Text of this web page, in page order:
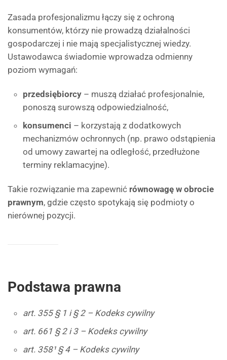
Zasada profesjonalizmu łączy się z ochroną
konsumentów, którzy nie prowadzą działalności
gospodarczej i nie mają specjalistycznej wiedzy.
Ustawodawca świadomie wprowadza odmienny
poziom wymagań:
przedsiębiorcy – muszą działać profesjonalnie,
ponoszą surowszą odpowiedzialność,
konsumenci – korzystają z dodatkowych
mechanizmów ochronnych (np. prawo odstąpienia
od umowy zawartej na odległość, przedłużone
terminy reklamacyjne).
Takie rozwiązanie ma zapewnić równowagę w obrocie
prawnym, gdzie często spotykają się podmioty o
nierównej pozycji.
Podstawa prawna
art. 355 § 1 i § 2 – Kodeks cywilny
art. 661 § 2 i 3 – Kodeks cywilny
art. 358¹ § 4 – Kodeks cywilny